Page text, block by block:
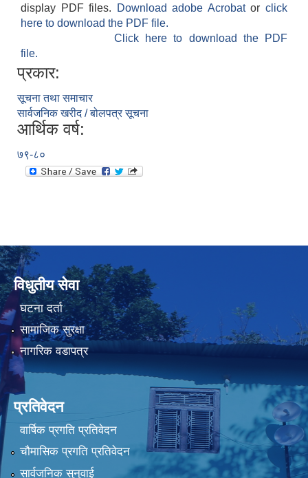
display PDF files.
Download adobe Acrobatorclick
here to download the PDF file.
Click here to download the PDF
file.
प्रकार:
सूचना तथा समाचार
सार्वजनिक खरीद / बोलपत्र सूचना
आर्थिक वर्ष:
७९-८०
विधुतीय सेवा
घटना दर्ता
सामाजिक सुरक्षा
नागरिक वडापत्र
प्रतिवेदन
वार्षिक प्रगति प्रतिवेदन
चौमासिक प्रगति प्रतिवेदन
सार्वजनिक सुनुवाई